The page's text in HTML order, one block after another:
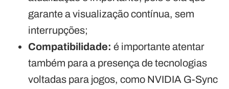
garante a visualização contínua, sem
interrupções;
Compatibilidade: é importante atentar
também para a presença de tecnologias
voltadas para jogos, como NVIDIA G-Sync